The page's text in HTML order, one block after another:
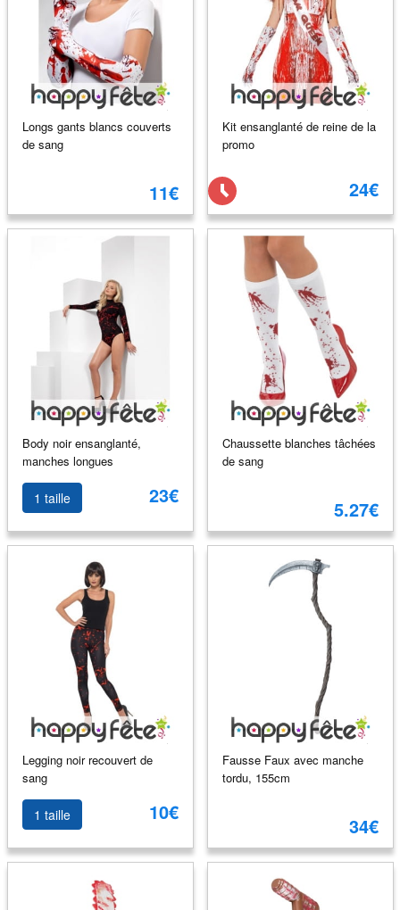
Longs gants blancs couverts
de sang
11€
Kit ensanglanté de reine de la
promo
24€
Body noir ensanglanté,
manches longues
1 taille 23€
Chaussette blanches tâchées
de sang
5.27€
Legging noir recouvert de
sang
1 taille 10€
Fausse Faux avec manche
tordu, 155cm
34€